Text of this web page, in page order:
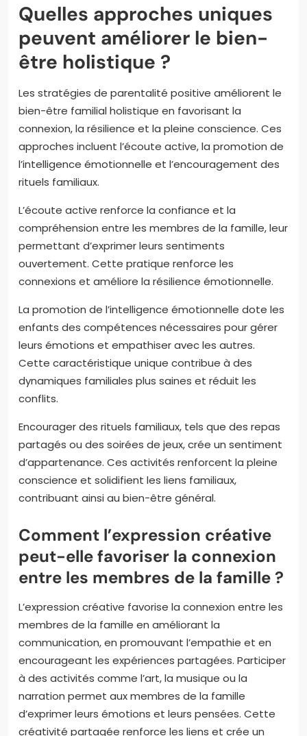
Quelles approches uniques
peuvent améliorer le bien-
être holistique ?
Les stratégies de parentalité positive améliorent le
bien-être familial holistique en favorisant la
connexion, la résilience et la pleine conscience. Ces
approches incluent l’écoute active, la promotion de
l’intelligence émotionnelle et l’encouragement des
rituels familiaux.
L’écoute active renforce la confiance et la
compréhension entre les membres de la famille, leur
permettant d’exprimer leurs sentiments
ouvertement. Cette pratique renforce les
connexions et améliore la résilience émotionnelle.
La promotion de l’intelligence émotionnelle dote les
enfants des compétences nécessaires pour gérer
leurs émotions et empathiser avec les autres.
Cette caractéristique unique contribue à des
dynamiques familiales plus saines et réduit les
conflits.
Encourager des rituels familiaux, tels que des repas
partagés ou des soirées de jeux, crée un sentiment
d’appartenance. Ces activités renforcent la pleine
conscience et solidifient les liens familiaux,
contribuant ainsi au bien-être général.
Comment l’expression créative
peut-elle favoriser la connexion
entre les membres de la famille ?
L’expression créative favorise la connexion entre les
membres de la famille en améliorant la
communication, en promouvant l’empathie et en
encourageant les expériences partagées. Participer
à des activités comme l’art, la musique ou la
narration permet aux membres de la famille
d’exprimer leurs émotions et leurs pensées. Cette
créativité partagée renforce les liens et crée un